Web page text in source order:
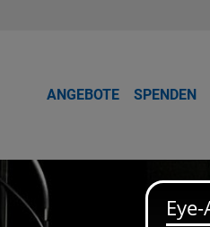
ANGEBOTE SPENDEN